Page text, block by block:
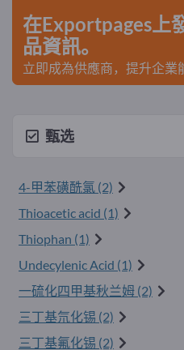
在Exportpages上
品資訊。
立即成為供應商，提升企業
甄选
4-甲苯磺酰氯 (2)
Thioacetic acid (1)
Thiophan (1)
Undecylenic Acid (1)
一硫化四甲基秋兰姆 (2)
三丁基氘化锡 (2)
三丁基氟化锡 (2)